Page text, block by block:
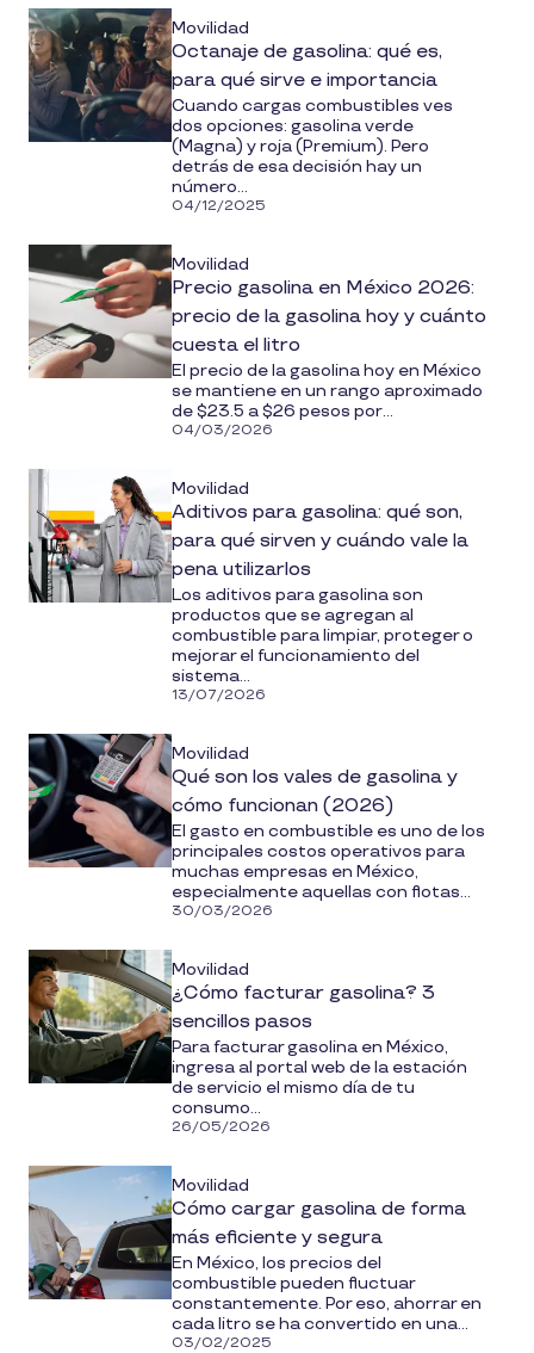
Movilidad
Octanaje de gasolina: qué es,
para qué sirve e importancia
Cuando cargas combustibles ves
dos opciones: gasolina verde
(Magna) y roja (Premium). Pero
detrás de esa decisión hay un
número...
04/12/2025
Movilidad
Precio gasolina en México 2026:
precio de la gasolina hoy y cuánto
cuesta el litro
El precio de la gasolina hoy en México
se mantiene en un rango aproximado
de $23.5 a $26 pesos por...
04/03/2026
Movilidad
Aditivos para gasolina: qué son,
para qué sirven y cuándo vale la
pena utilizarlos
Los aditivos para gasolina son
productos que se agregan al
combustible para limpiar, proteger o
mejorar el funcionamiento del
sistema...
13/07/2026
Movilidad
Qué son los vales de gasolina y
cómo funcionan (2026)
El gasto en combustible es uno de los
principales costos operativos para
muchas empresas en México,
especialmente aquellas con flotas...
30/03/2026
Movilidad
¿Cómo facturar gasolina? 3
sencillos pasos
Para facturar gasolina en México,
ingresa al portal web de la estación
de servicio el mismo día de tu
consumo...
26/05/2026
Movilidad
Cómo cargar gasolina de forma
más eficiente y segura
En México, los precios del
combustible pueden fluctuar
constantemente. Por eso, ahorrar en
cada litro se ha convertido en una...
03/02/2025